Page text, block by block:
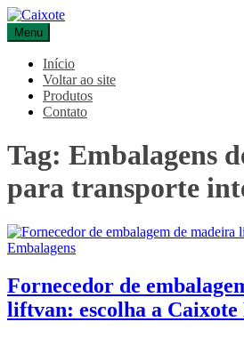
Pular
para
o
conteúdo
Caixote
Blog – Caixote
Menu
Início
Voltar ao site
Produtos
Contato
Tag: Embalagens
para transporte
Fornecedor de
liftvan: escolha a Caixote